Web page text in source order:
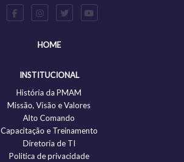
HOME
INSTITUCIONAL
História da PMAM
Missão, Visão e Valores
Alto Comando
Capacitação e Treinamento
Diretoria de TI
Politica de privacidade